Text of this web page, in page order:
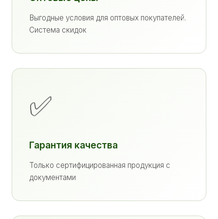
Выгодные условия для оптовых покупателей.
Система скидок
✅
Гарантия качества
Только сертифицированная продукция с
документами